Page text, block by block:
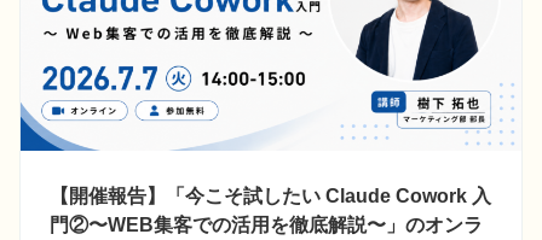
【開催報告】「今こそ試したい Claude Cowork 入
門②〜WEB集客での活用を徹底解説〜」のオンラ